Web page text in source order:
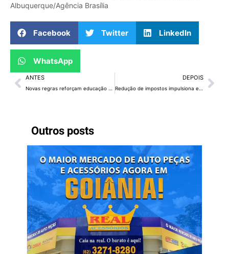
Outros posts
Albuquerque/Agência Brasília
Facebook Twitter LinkedIn
WhatsApp
ANTES DEPOIS
Redução de impostos impulsiona empregos, inovação e investimentos no Distrito Federal